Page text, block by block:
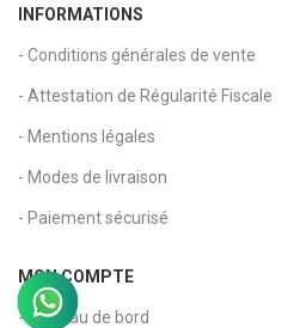
INFORMATIONS
- Conditions générales de vente
- Attestation de Régularité Fiscale
- Mentions légales
- Modes de livraison
- Paiement sécurisé
MON COMPTE
- Tableau de bord